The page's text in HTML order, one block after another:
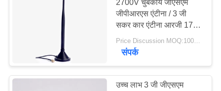
915 मेगाहर्ट्ज एंटीना
30
2700V चुंबकीय जीएसएम
जीपीआरएस एंटीना / 3 जी
सकर कार एंटीना आरजी 174
केबल
Price Discussion MOQ:100PCS
संपर्क
उच्च लाभ 3 जी जीएसएम